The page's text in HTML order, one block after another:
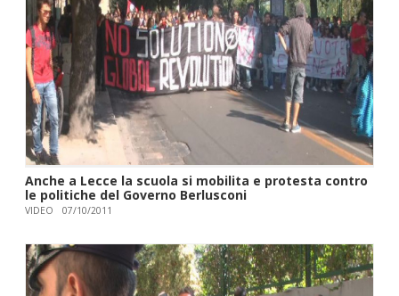
Anche a Lecce la scuola si mobilita e protesta contro
le politiche del Governo Berlusconi
VIDEO 07/10/2011